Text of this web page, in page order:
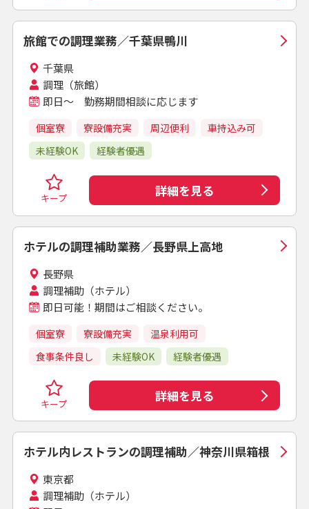
旅館での調理業務／千葉県鴨川
千葉県
調理（旅館）
即日～ 勤務期間相談に応じます
個室寮 寮設備充実 周辺便利
車持込み可
未経験OK
経験者優遇
キープ 詳細を見る
ホテルの調理補助業務／長野県上高地
長野県
調理補助（ホテル）
即日可能！期間はご相談ください。
個室寮 寮設備充実
温泉利用可
食事条件良し
未経験OK 経験者優遇
キープ 詳細を見る
ホテル内レストランの調理補助／神奈川県箱根
東京都
調理補助（ホテル）